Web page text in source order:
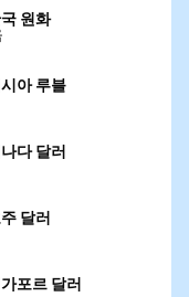
원화
아 루블
다 달러
달러
포르 달러